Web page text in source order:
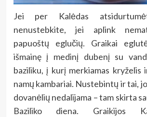
Jei per Kalėdas
nenustebkite, jei aplink
papuoštų eglučių. Graikai
išmainę į medinį dubenį su
baziliku, į kurį merkiamas kryželis
namų kambariai. Nustebintų ir tai,
dovanėlių nedalijama – tam skirta
Baziliko diena. Graikijos